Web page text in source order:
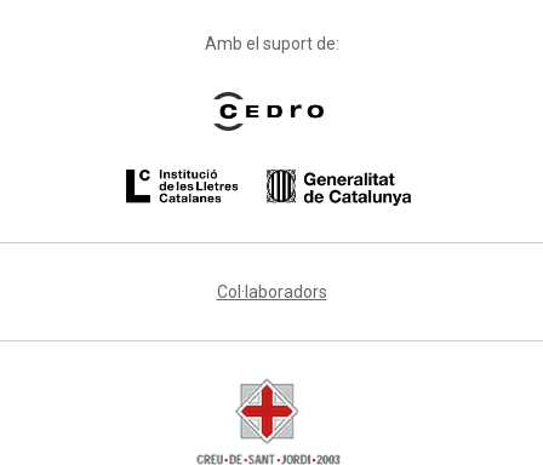
Amb el suport de:
Col·laboradors